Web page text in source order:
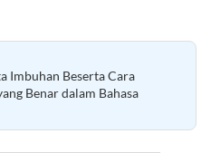
Imbuhan Beserta Cara
Benar dalam Bahasa